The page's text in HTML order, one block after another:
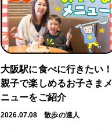
大阪駅に食べに行きたい！
親子で楽しめるお子さまメ
ニューをご紹介
2026.07.08 散歩の達人